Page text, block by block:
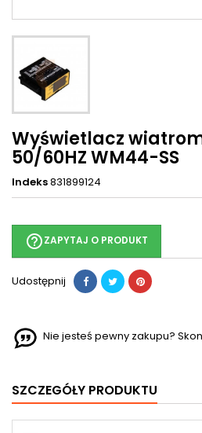
Wyświetlacz
50/60HZ WM44-SS
Indeks831899124
help_outlineZAPYTAJ O PRODUKT
Udostępnij
Nie jesteś pewny zakupu?
SZCZEGÓŁY PRODUKTU